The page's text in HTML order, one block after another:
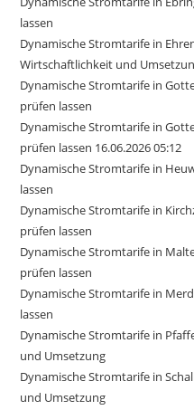
lassen
Dynamische Stromtarife in
Wirtschaftlichkeit und
Dynamische Stromtarife in
prüfen lassen
Dynamische Stromtarife in
prüfen lassen 16.06.2026 05:12
Dynamische Stromtarife in
lassen
Dynamische Stromtarife in
prüfen lassen
Dynamische Stromtarife in
prüfen lassen
Dynamische Stromtarife in
lassen
Dynamische Stromtarife in
und Umsetzung
Dynamische Stromtarife in
und Umsetzung